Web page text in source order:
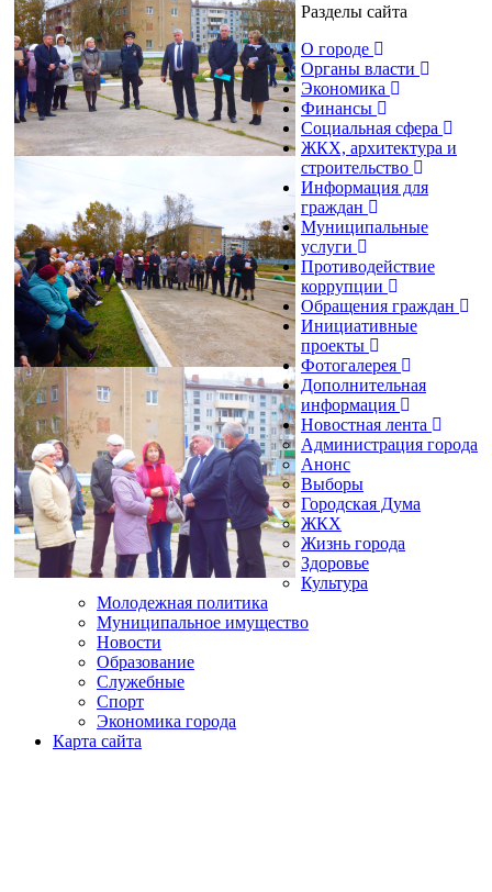
Разделы сайта
О городе
Органы власти
Экономика
Финансы
Социальная сфера
ЖКХ, архитектура и
строительство
Информация для
граждан
Муниципальные
услуги
Противодействие
коррупции
Обращения граждан
Инициативные
проекты
Фотогалерея
Дополнительная
информация
Новостная лента
Администрация города
Анонс
Выборы
Городская Дума
ЖКХ
Жизнь города
Здоровье
Культура
Молодежная политика
Муниципальное имущество
Новости
Образование
Служебные
Спорт
Экономика города
Карта сайта